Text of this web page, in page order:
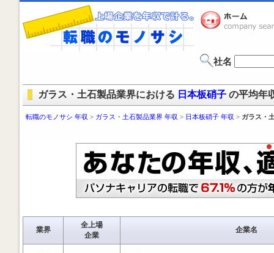
社名
ガラス・土石製品業界における 日本板硝子 の平均年
転職のモノサシ 年収 > ガラス・土石製品業界 年収 > 日本板硝子 年収 > ガラス・
業界
全上場
企業
企業名